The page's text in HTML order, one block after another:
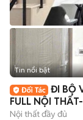
Tin nổi bật
ĐI BỘ
FULL NỘI
Nội thất đầy đủ